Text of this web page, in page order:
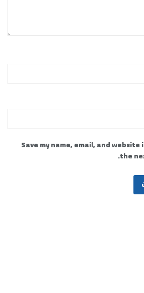
Save my name, email, and
the